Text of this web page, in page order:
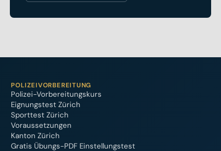
POLIZEIVORBEREITUNG
Polizei-Vorbereitungskurs
Eignungstest Zürich
Sporttest Zürich
Voraussetzungen
Kanton Zürich
Gratis Übungs-PDF Einstellungstest